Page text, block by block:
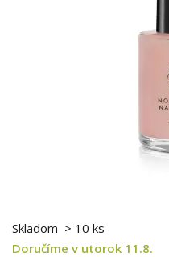
Skladom > 10 ks
Doručíme v utorok 11.8.